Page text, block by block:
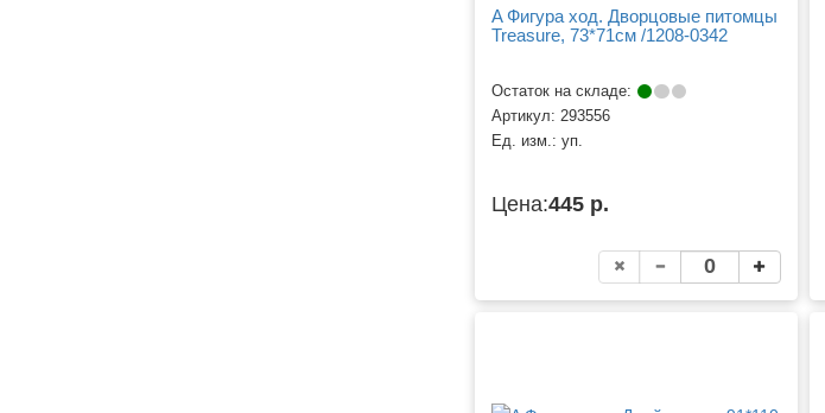
A Фигура ход. Дворцовые питомцы
Treasure, 73*71см /1208-0342
Остаток на складе:
Артикул: 293556
Ед. изм.: уп.
Цена:445 р.